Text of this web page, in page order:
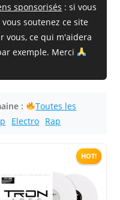
sponsorisés : si vous
soutenez ce site
vous, ce qui m'aidera
exemple. Merci
:
Toutes les
Electro Rap
HOT!